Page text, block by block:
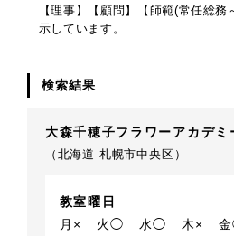
【理事】【顧問】【師範(常任総
示しています。
検索結果
大森千穂子フラワーアカデミ
（北海道 札幌市中央区）
教室曜日
月×
火◯ 水◯ 木×